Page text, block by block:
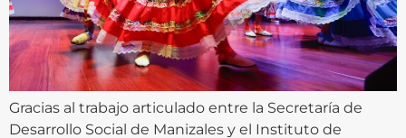
Gracias al trabajo articulado entre la Secretaría de
Desarrollo Social de Manizales y el Instituto de